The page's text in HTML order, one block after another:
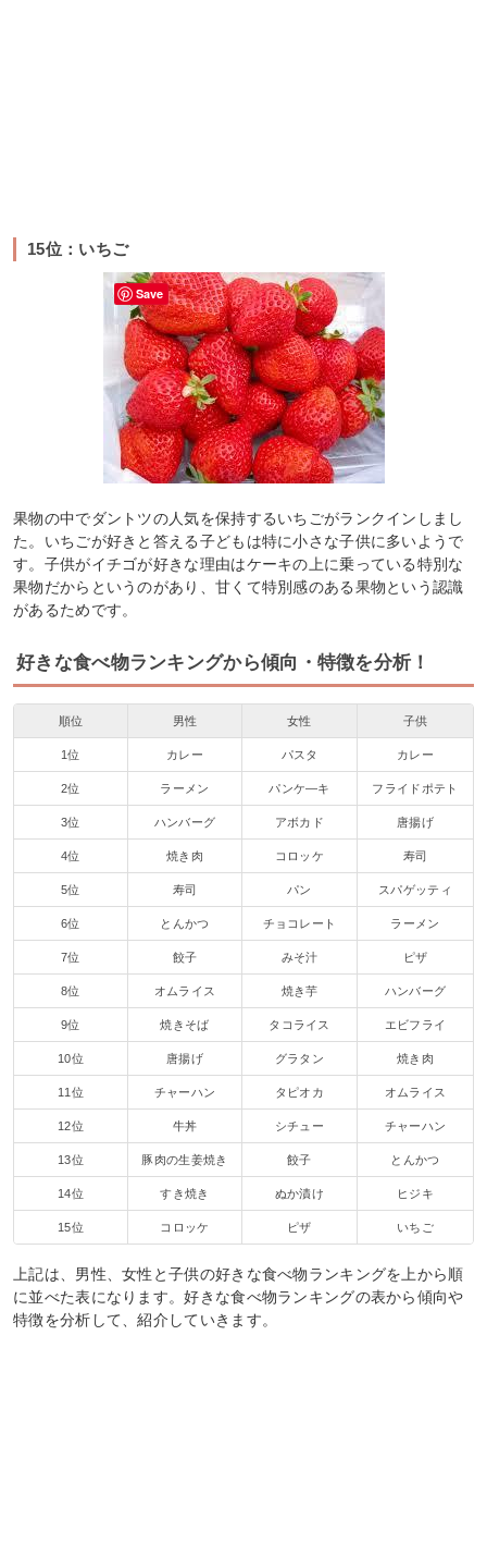
15位：いちご
果物の中でダントツの人気を保持するいちごがランクインしまし
た。いちごが好きと答える子どもは特に小さな子供に多いようで
す。子供がイチゴが好きな理由はケーキの上に乗っている特別な
果物だからというのがあり、甘くて特別感のある果物という認識
があるためです。
好きな食べ物ランキングから傾向・特徴を分析！
順位 男性 女性 子供
1位 カレー パスタ カレー
2位 ラーメン パンケ―キ フライドポテト
3位 ハンバーグ アボカド 唐揚げ
4位 焼き肉 コロッケ 寿司
5位 寿司 パン スパゲッティ
6位 とんかつ チョコレート ラーメン
7位 餃子 みそ汁 ピザ
8位 オムライス 焼き芋 ハンバーグ
9位 焼きそば タコライス エビフライ
10位 唐揚げ グラタン 焼き肉
11位 チャーハン タピオカ オムライス
12位 牛丼 シチュー チャーハン
13位 豚肉の生姜焼き 餃子 とんかつ
14位 すき焼き ぬか漬け ヒジキ
15位 コロッケ ピザ いちご
上記は、男性、女性と子供の好きな食べ物ランキングを上から順
に並べた表になります。好きな食べ物ランキングの表から傾向や
特徴を分析して、紹介していきます。
Save